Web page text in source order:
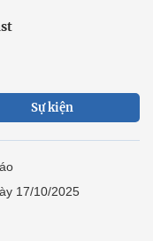
Sự kiện
17/10/2025